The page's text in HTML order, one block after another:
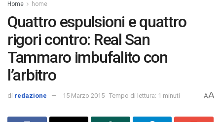
Home home
Quattro espulsioni e quattro
rigori contro: Real San
Tammaro imbufalito con
l’arbitro
di redazione 15 Marzo 2015 Tempo di lettura: 1 minuti AA